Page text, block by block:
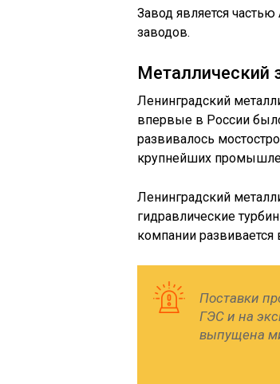
Завод является
заводов.
Металлический
Ленинградский
впервые в России
развивалось
крупнейших
Ленинградский
гидравлические
компании развивается
Поставки
ГЭС и на
выпущена